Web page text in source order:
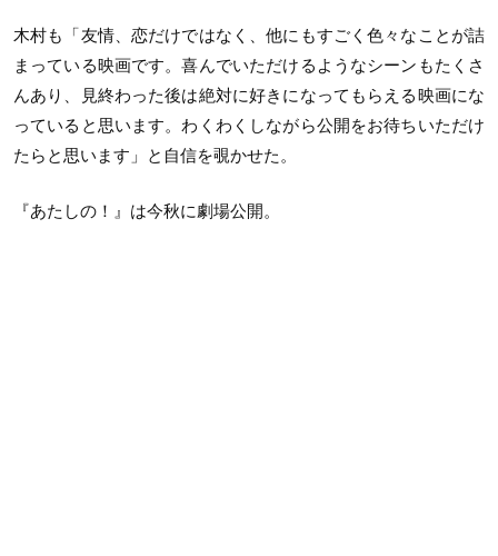
木村も「友情、恋だけではなく、他にもすごく色々なことが詰
まっている映画です。喜んでいただけるようなシーンもたくさ
んあり、見終わった後は絶対に好きになってもらえる映画にな
っていると思います。わくわくしながら公開をお待ちいただけ
たらと思います」と自信を覗かせた。
『あたしの！』は今秋に劇場公開。